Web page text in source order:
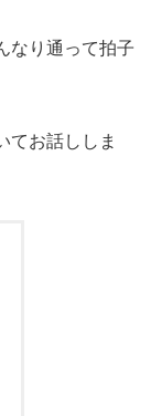
なり通って拍子
てお話ししま